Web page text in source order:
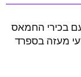
בכירי החמאס
מעזה בספרד